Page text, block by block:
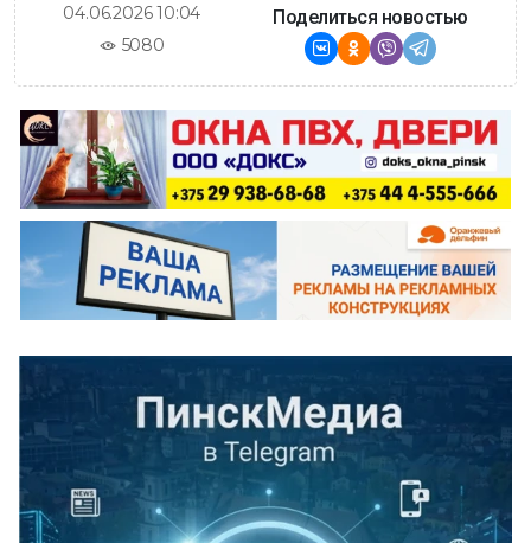
04.06.2026 10:04
5080
Поделиться новостью